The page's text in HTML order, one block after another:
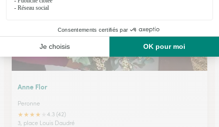
Anne Flor
Peronne
★★★★
4.3 (42)
3, place Louis Daudré